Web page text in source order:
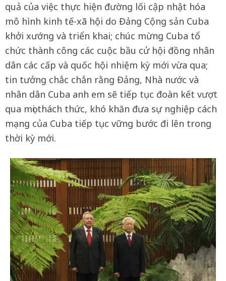
quả của việc thực hiện đường lối cập nhật hóa
mô hình kinh tế-xã hội do Đảng Cộng sản Cuba
khởi xướng và triển khai; chúc mừng Cuba tổ
chức thành công các cuộc bầu cử hội đồng nhân
dân các cấp và quốc hội nhiệm kỳ mới vừa qua;
tin tưởng chắc chắn rằng Đảng, Nhà nước và
nhân dân Cuba anh em sẽ tiếp tục đoàn kết vượt
qua mọi thách thức, khó khăn đưa sự nghiệp cách
mạng của Cuba tiếp tục vững bước đi lên trong
thời kỳ mới.